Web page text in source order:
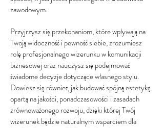
zawodowym.
Przyjrzysz się przekonaniom, które wpływają na
Twoją widoczność i pewność siebie, zrozumiesz
rolę profesjonalnego wizerunku w komunikacji
biznesowej oraz nauczysz się podejmować
świadome decyzje dotyczące własnego stylu.
Dowiesz się również, jak budować spójną estetykę
opartą na jakości, ponadczasowości i zasadach
zrównoważonego rozwoju, dzięki której Twój
wizerunek będzie naturalnym wsparciem dla